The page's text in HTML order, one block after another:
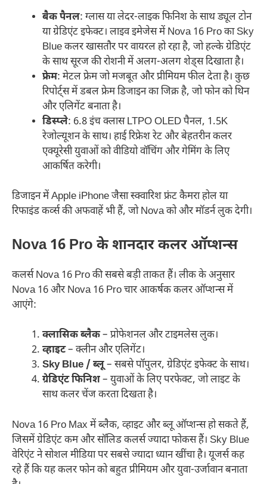
बैक पैनल: ग्लास या लेदर-लाइक फिनिश के साथ ड्यूल टोन
या ग्रेडिएंट इफेक्ट। लाइव इमेजेस में Nova 16 Pro का Sky
Blue कलर खासतौर पर वायरल हो रहा है, जो हल्के ग्रेडिएंट
के साथ सूरज की रोशनी में अलग-अलग शेड्स दिखाता है।
फ्रेम: मेटल फ्रेम जो मजबूत और प्रीमियम फील देता है। कुछ
रिपोर्ट्स में डबल फ्रेम डिजाइन का जिक्र है, जो फोन को थिन
और एलिगेंट बनाता है।
डिस्प्ले: 6.8 इंच क्लास LTPO OLED पैनल, 1.5K
रेजोल्यूशन के साथ। हाई रिफ्रेश रेट और बेहतरीन कलर
एक्यूरेसी युवाओं को वीडियो वॉचिंग और गेमिंग के लिए
आकर्षित करेगी।
डिजाइन में Apple iPhone जैसा स्क्वारिश फ्रंट कैमरा होल या
रिफाइंड कर्व्स की अफवाहें भी हैं, जो Nova को और मॉडर्न लुक देगी।
Nova 16 Pro के शानदार कलर ऑप्शन्स
कलर्स Nova 16 Pro की सबसे बड़ी ताकत हैं। लीक के अनुसार
Nova 16 और Nova 16 Pro चार आकर्षक कलर ऑप्शन्स में
आएंगे:
क्लासिक ब्लैक– प्रोफेशनल और टाइमलेस लुक।
व्हाइट– क्लीन और एलिगेंट।
Sky Blue / ब्लू– सबसे पॉपुलर, ग्रेडिएंट इफेक्ट के साथ।
ग्रेडिएंट फिनिश– युवाओं के लिए परफेक्ट, जो लाइट के
साथ कलर चेंज करता दिखता है।
Nova 16 Pro Max में ब्लैक, व्हाइट और ब्लू ऑप्शन्स हो सकते हैं,
जिसमें ग्रेडिएंट कम और सॉलिड कलर्स ज्यादा फोकस हैं। Sky Blue
वेरिएंट ने सोशल मीडिया पर सबसे ज्यादा ध्यान खींचा है। यूजर्स कह
रहे हैं कि यह कलर फोन को बहुत प्रीमियम और युवा-उर्जावान बनाता